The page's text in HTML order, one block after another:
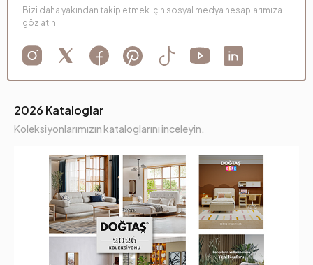
2026 Kataloglar
Koleksiyonlarımızın kataloglarını inceleyin.
Bizi daha yakından takip etmek için sosyal medya hesaplarımıza
göz atın.